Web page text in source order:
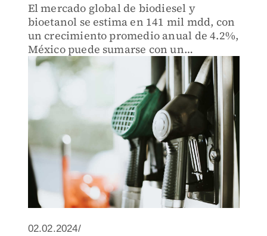
El mercado global de biodiesel y
bioetanol se estima en 141 mil mdd, con
un crecimiento promedio anual de 4.2%,
México puede sumarse con un
reglamento que facilite el retorno de
inversión
02.02.2024/